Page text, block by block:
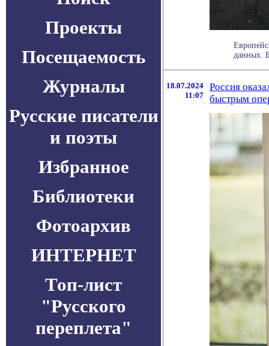
Проекты
Посещаемость
Журналы
Русские писатели
и поэты
Избранное
Библиотеки
Фотоархив
ИНТЕРНЕТ
Топ-лист
"Русского
переплета"
данных.
18.07.2024
11:07
Россия
быстрым